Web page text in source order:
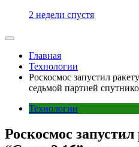
2 недели спустя
Главная
Технологии
Роскосмос запустил
седьмой партией
Технологии
Роскосмос